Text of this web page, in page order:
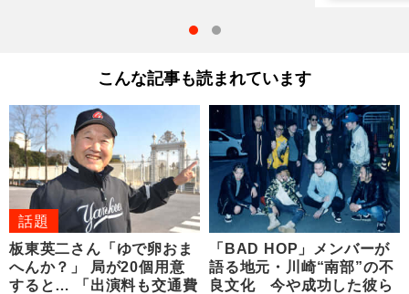
こんな記事も読まれています
話題
板東英二さん「ゆで卵おま
へんか？」 局が20個用意
すると… 「出演料も交通費
「BAD HOP」メンバーが
語る地元・川崎“南部”の不
良文化 今や成功した彼ら